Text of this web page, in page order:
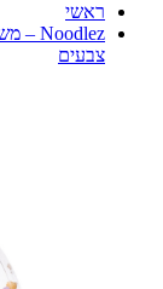
ראשי
צבעים